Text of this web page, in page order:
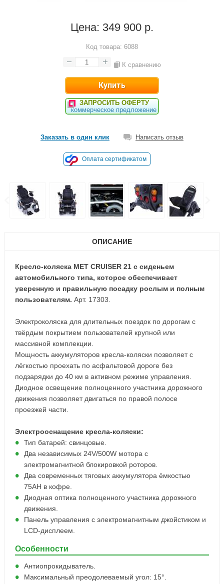
Цена: 349 900 р.
Код товара: 6088
К сравнению
ЗАПРОСИТЬ ОФЕРТУ
коммерческое предложение
Заказать в один клик Написать отзыв
Оплата сертификатом
ОПИСАНИЕ
Кресло-коляска MET CRUISER 21 с сиденьем
автомобильного типа, которое обеспечивает
уверенную и правильную посадку рослым и полным
пользователям. Арт. 17303.
Электроколяска для длительных поездок по дорогам с
твёрдым покрытием пользователей крупной или
массивной комплекции.
Мощность аккумуляторов кресла-коляски позволяет с
лёгкостью проехать по асфальтовой дороге без
подзарядки до 40 км в активном режиме управления.
Диодное освещение полноценного участника дорожного
движения позволяет двигаться по правой полосе
проезжей части.
Электрооснащение кресла-коляски:
Тип батарей: свинцовые.
Два независимых 24V/500W мотора с
электромагнитной блокировкой роторов.
Два современных тяговых аккумулятора ёмкостью
75АН в кофре.
Диодная оптика полноценного участника дорожного
движения.
Панель управления с электромагнитным джойстиком и
LCD-дисплеем.
Особенности
Антиопрокидыватель.
Максимальный преодолеваемый угол: 15°.